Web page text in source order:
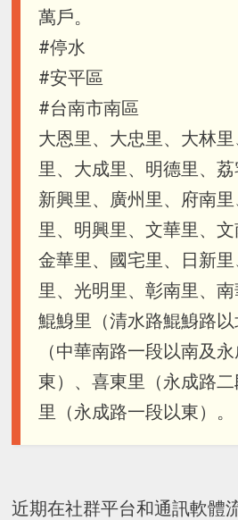
萬戶。
#停水
#安平區
#台南市南區
大恩里、大忠里、大林
里、大成里、明德里、荔
新興里、廣州里、府南
里、明興里、文華里、文
金華里、國宅里、日新
里、光明里、彰南里、南
鯤鯓里（清水路鯤鯓路
（中華南路一段以南及
東）、喜東里（永成路
里（永成路一段以東）。
近期在社群平台和通訊軟體